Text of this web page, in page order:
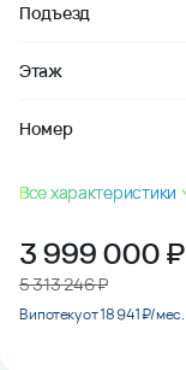
Подъезд
Этаж
Номер
Все характеристики
3 999 000₽
5 313 246 ₽
В ипотеку от 18 941 ₽/мес.